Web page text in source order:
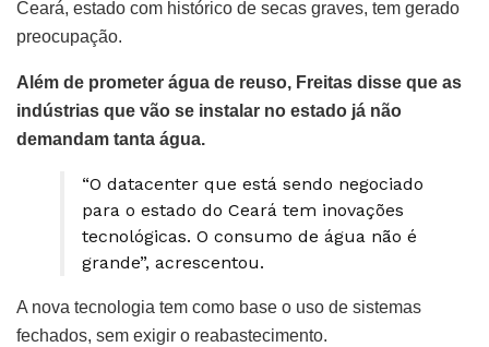
Ceará, estado com histórico de secas graves, tem gerado
preocupação.
Além de prometer água de reuso, Freitas disse que as
indústrias que vão se instalar no estado já não
demandam tanta água.
“O datacenter que está sendo negociado
para o estado do Ceará tem inovações
tecnológicas. O consumo de água não é
grande”, acrescentou.
A nova tecnologia tem como base o uso de sistemas
fechados, sem exigir o reabastecimento.